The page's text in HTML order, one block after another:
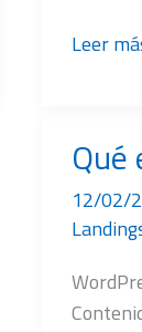
Cupones
Leer
Qué
12/02/